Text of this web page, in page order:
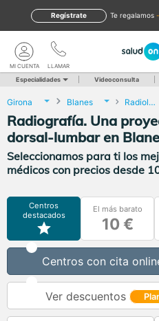
te regalamos
Regístrate
LLAMAR
MI CUENTA
Especialidades Videoconsulta
Girona Blanes Radiología
Radiografía. Una
dorsal-lumbar en
Seleccionamos para ti los
médicos con precios desde
Centros
destacados
El más barato
10 €
Centros con cita
Ver descuentos